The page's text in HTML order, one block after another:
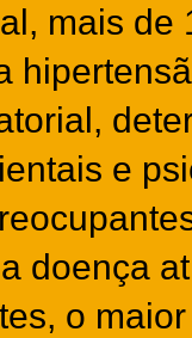
mais de
e
doença
o